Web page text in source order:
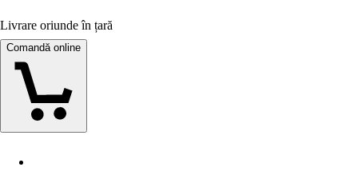
Livrare oriunde în țară
Comandă online